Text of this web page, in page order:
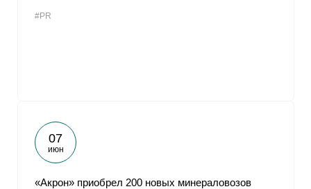
#PR
07
июн
«Акрон» приобрел 200 новых минераловозов